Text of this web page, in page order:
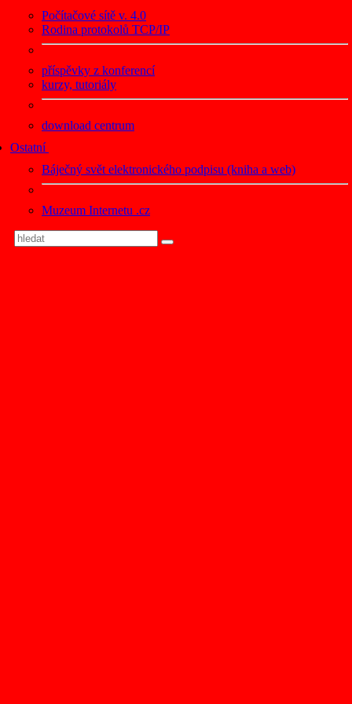
Počítačové sítě v. 4.0
Rodina protokolů TCP/IP
příspěvky z konferencí
kurzy, tutoriály
download centrum
Ostatní
Báječný svět elektronického podpisu (kniha a web)
Muzeum Internetu .cz